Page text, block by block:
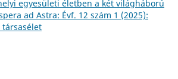
egyesületi életben a két világháború
ad Astra: Évf. 12 szám 1 (2025):
társasélet